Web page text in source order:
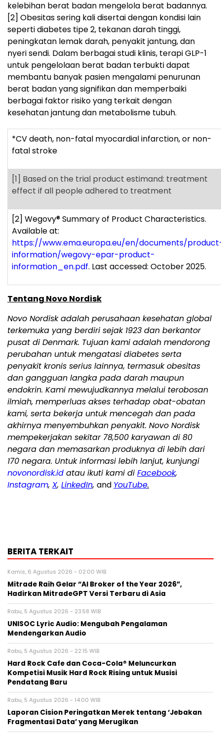
kelebihan berat badan mengelola berat badannya.
[2] Obesitas sering kali disertai dengan kondisi lain
seperti diabetes tipe 2, tekanan darah tinggi,
peningkatan lemak darah, penyakit jantung, dan
nyeri sendi. Dalam berbagai studi klinis, terapi GLP-1
untuk pengelolaan berat badan terbukti dapat
membantu banyak pasien mengalami penurunan
berat badan yang signifikan dan memperbaiki
berbagai faktor risiko yang terkait dengan
kesehatan jantung dan metabolisme tubuh.
*CV death, non-fatal myocardial infarction, or non-
fatal stroke
[1] Based on the trial product estimand: treatment
effect if all people adhered to treatment
[2] Wegovy®Summary of Product Characteristics.
Available at:
https://www.ema.europa.eu/en/documents/
information/wegovy-epar-product-
information_en.pdf. Last accessed: October 2025.
Tentang Novo Nordisk
Novo Nordisk adalah perusahaan kesehatan global
terkemuka yang berdiri sejak 1923 dan berkantor
pusat di Denmark. Tujuan kami adalah mendorong
perubahan untuk mengatasi diabetes serta
penyakit kronis serius lainnya, termasuk obesitas
dan gangguan langka pada darah maupun
endokrin. Kami mewujudkannya melalui terobosan
ilmiah, memperluas akses terhadap obat-obatan
kami, serta bekerja untuk mencegah dan pada
akhirnya menyembuhkan penyakit. Novo Nordisk
mempekerjakan sekitar 78,500 karyawan di 80
negara dan memasarkan produknya di lebih dari
170 negara. Untuk informasi lebih lanjut, kunjungi
novonordisk.id atau ikuti kami di Facebook,
Instagram, X, LinkedIn, and YouTube.
BERITA TERKAIT
Kamis, 6 Agustus 2026 - 02:00 WIB
Mitrade Raih Gelar “AI Broker of the Year 2026”,
Hadirkan MitradeGPT Versi Terbaru di Asia
Rabu, 5 Agustus 2026 - 23:58 WIB
UNISOC Lyric Audio: Mengubah Pengalaman
Mendengarkan Audio
Rabu, 5 Agustus 2026 - 22:15 WIB
Hard Rock Cafe dan Coca-Cola® Meluncurkan
Kompetisi Musik Hard Rock Rising untuk Musisi
Pendatang Baru
Rabu, 5 Agustus 2026 - 14:00 WIB
Laporan Cision Peringatkan Merek tentang ‘Jebakan
Fragmentasi Data’ yang Merugikan